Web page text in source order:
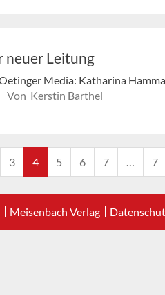
neuer Leitung
Media: Katharina
Von Kerstin Barthel
3 4 5 6 7 … 7
Meisenbach Verlag